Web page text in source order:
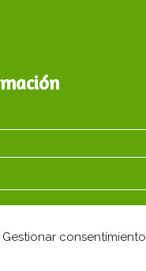
Gestionar consentimiento